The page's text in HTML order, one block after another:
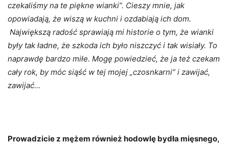
czekaliśmy na te piękne wianki”. Cieszy mnie, jak
opowiadają, że wiszą w kuchni i ozdabiają ich dom.
Największą radość sprawiają mi historie o tym, że wianki
były tak ładne, że szkoda ich było niszczyć i tak wisiały. To
naprawdę bardzo miłe. Mogę powiedzieć, że ja też czekam
cały rok, by móc siąść w tej mojej „czosnkarni” i zawijać,
zawijać…
Prowadzicie z mężem również hodowlę bydła mięsnego,